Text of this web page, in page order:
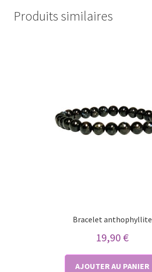
Produits similaires
Bracelet anthophyllite
19,90 €
AJOUTER AU PANIER